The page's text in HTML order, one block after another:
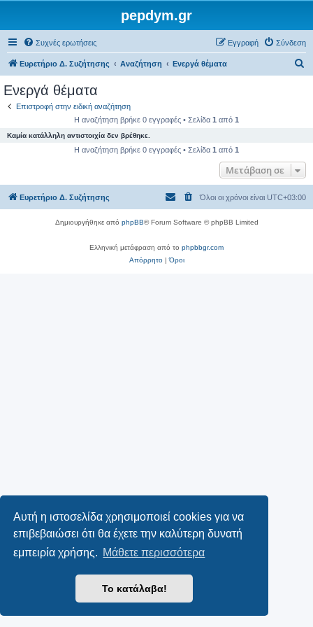
Αυτή η ιστοσελίδα χρησιμοποιεί cookies για να
επιβεβαιώσει ότι θα έχετε την καλύτερη δυνατή
εμπειρία χρήσης. Μάθετε περισσότερα
Το κατάλαβα!
pepdym.gr
Συχνές ερωτήσεις Σύνδεση
Εγγραφή
Ευρετήριο Δ. Συζήτησης Αναζήτηση Ενεργά θέματα
η
η
Ενεργά θέματα
Επιστροφή στην ειδική αναζήτηση
Η αναζήτηση βρήκε 0 εγγραφές • Σελίδα 1 από 1
Καμία κατάλληλη αντιστοιχία δεν βρέθηκε.
Η αναζήτηση βρήκε 0 εγγραφές • Σελίδα 1 από 1
Μετάβαση σε
Ευρετήριο Δ. Συζήτησης Όλοι οι χρόνοι είναι UTC+03:00
Δημιουργήθηκε από phpBB® Forum Software © phpBB Limited
Ελληνική μετάφραση από το phpbbgr.com
Απόρρητο|Όροι